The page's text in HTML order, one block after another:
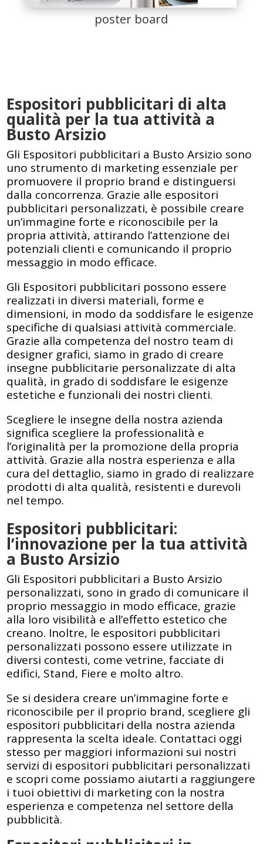
poster board
Espositori pubblicitari di alta
qualità per la tua attività a
Busto Arsizio
Gli Espositori pubblicitari a Busto Arsizio sono
uno strumento di marketing essenziale per
promuovere il proprio brand e distinguersi
dalla concorrenza. Grazie alle espositori
pubblicitari personalizzati, è possibile creare
un’immagine forte e riconoscibile per la
propria attività, attirando l’attenzione dei
potenziali clienti e comunicando il proprio
messaggio in modo efficace.
Gli Espositori pubblicitari possono essere
realizzati in diversi materiali, forme e
dimensioni, in modo da soddisfare le esigenze
specifiche di qualsiasi attività commerciale.
Grazie alla competenza del nostro team di
designer grafici, siamo in grado di creare
insegne pubblicitarie personalizzate di alta
qualità, in grado di soddisfare le esigenze
estetiche e funzionali dei nostri clienti.
Scegliere le insegne della nostra azienda
significa scegliere la professionalità e
l’originalità per la promozione della propria
attività. Grazie alla nostra esperienza e alla
cura del dettaglio, siamo in grado di realizzare
prodotti di alta qualità, resistenti e durevoli
nel tempo.
Espositori pubblicitari:
l’innovazione per la tua attività
a Busto Arsizio
Gli Espositori pubblicitari a Busto Arsizio
personalizzati, sono in grado di comunicare il
proprio messaggio in modo efficace, grazie
alla loro visibilità e all’effetto estetico che
creano. Inoltre, le espositori pubblicitari
personalizzati possono essere utilizzate in
diversi contesti, come vetrine, facciate di
edifici, Stand, Fiere e molto altro.
Se si desidera creare un’immagine forte e
riconoscibile per il proprio brand, scegliere gli
espositori pubblicitari della nostra azienda
rappresenta la scelta ideale. Contattaci oggi
stesso per maggiori informazioni sui nostri
servizi di espositori pubblicitari personalizzati
e scopri come possiamo aiutarti a raggiungere
i tuoi obiettivi di marketing con la nostra
esperienza e competenza nel settore della
pubblicità.